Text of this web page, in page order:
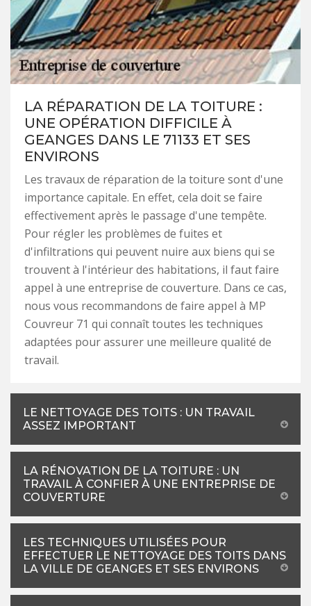
LA RÉPARATION DE LA TOITURE :
UNE OPÉRATION DIFFICILE À
GEANGES DANS LE 71133 ET SES
ENVIRONS
Les travaux de réparation de la toiture sont d'une
importance capitale. En effet, cela doit se faire
effectivement après le passage d'une tempête.
Pour régler les problèmes de fuites et
d'infiltrations qui peuvent nuire aux biens qui se
trouvent à l'intérieur des habitations, il faut faire
appel à une entreprise de couverture. Dans ce cas,
nous vous recommandons de faire appel à MP
Couvreur 71 qui connaît toutes les techniques
adaptées pour assurer une meilleure qualité de
travail.
LE NETTOYAGE DES TOITS : UN TRAVAIL
ASSEZ IMPORTANT
LA RÉNOVATION DE LA TOITURE : UN
TRAVAIL À CONFIER À UNE ENTREPRISE DE
COUVERTURE
LES TECHNIQUES UTILISÉES POUR
EFFECTUER LE NETTOYAGE DES TOITS DANS
LA VILLE DE GEANGES ET SES ENVIRONS